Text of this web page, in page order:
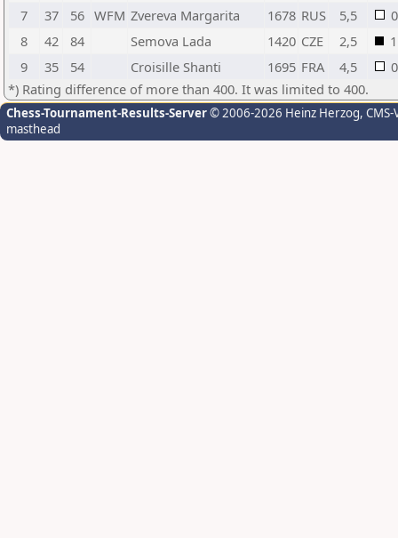
7
37 56 WFM Zvereva Margarita 1678 RUS 5,5
0
8
42 84 Semova Lada 1420 CZE 2,5
1
9
35 54 Croisille Shanti 1695 FRA 4,5
0
*) Rating difference of more than 400. It was limited to 400.
Chess-Tournament-Results-Server© 2006-2026 Heinz Herzog,
masthead